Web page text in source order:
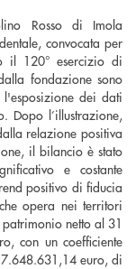
Rosso di Imola
convocata per
il 120° esercizio di
fondazione sono
dei dati
Dopo l’illustrazione,
relazione positiva
il bilancio è stato
e costante
positivo di fiducia
opera nei territori
netto al 31
con un coefficiente
7.648.631,14 euro, di